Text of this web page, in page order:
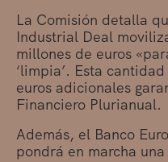
La Comisión detalla
Industrial Deal
millones de euros
‘limpia’. Esta
euros adicionales
Financiero Plurianual.
Además, el Banco
pondrá en marcha